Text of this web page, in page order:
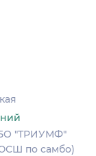
"ТРИУМФ"
по самбо)